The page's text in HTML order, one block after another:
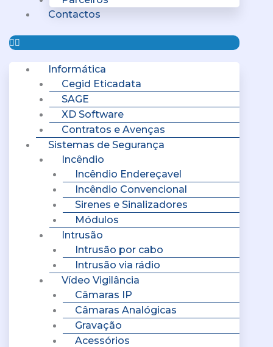
Contactos
Informática
Cegid Eticadata
SAGE
XD Software
Contratos e Avenças
Sistemas de Segurança
Incêndio
Incêndio Endereçavel
Incêndio Convencional
Sirenes e Sinalizadores
Módulos
Intrusão
Intrusão por cabo
Intrusão via rádio
Vídeo Vigilância
Câmaras IP
Câmaras Analógicas
Gravação
Acessórios